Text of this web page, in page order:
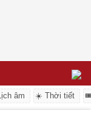
âm ☀️ Thời tiết